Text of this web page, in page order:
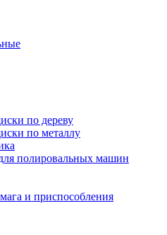
по дереву
по металлу
полировальных машин
и приспособления